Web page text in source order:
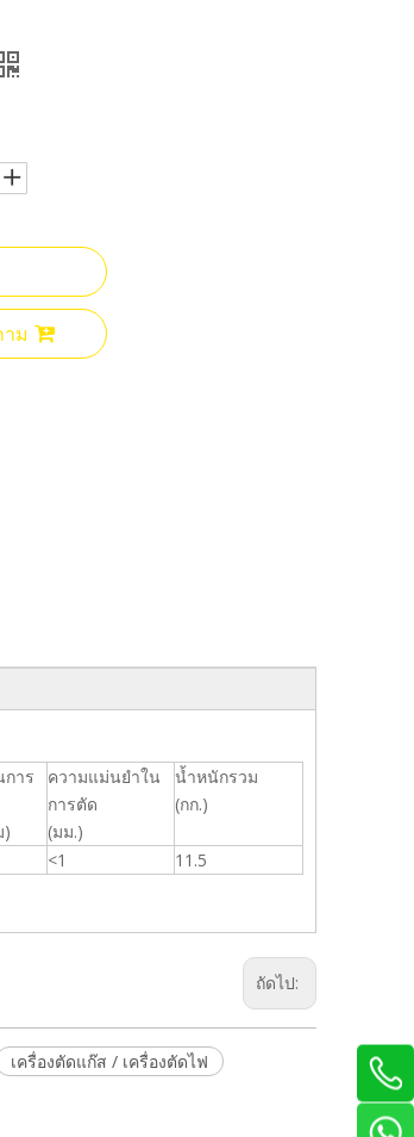
ม
การ
)
ความแม่นยำใน
การตัด
(มม.)
น้ำหนักรวม
(กก.)
<1 11.5
ถัดไป:
เครื่องตัดแก๊ส / เครื่องตัดไฟ